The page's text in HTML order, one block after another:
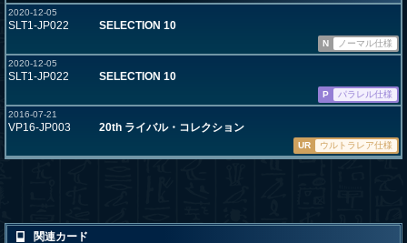
2020-12-05
SLT1-JP022 SELECTION 10
N
ノーマル仕様
2020-12-05
SLT1-JP022 SELECTION 10
P
パラレル仕様
2016-07-21
VP16-JP003 20th ライバル・コレクション
UR ウルトラレア仕様
関連カード